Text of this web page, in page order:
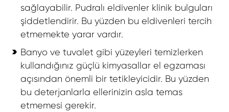
sağlayabilir. Pudralı eldivenler klinik bulguları
şiddetlendirir. Bu yüzden bu eldivenleri tercih
etmemekte yarar vardır.
Banyo ve tuvalet gibi yüzeyleri temizlerken
kullandığınız güçlü kimyasallar el egzaması
açısından önemli bir tetikleyicidir. Bu yüzden
bu deterjanlarla ellerinizin asla temas
etmemesi gerekir.